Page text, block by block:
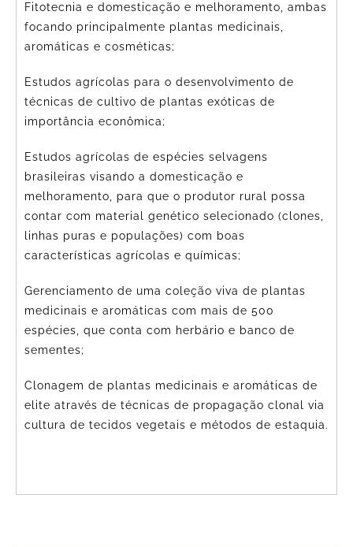
Fitotecnia e domesticação e melhoramento, ambas
focando principalmente plantas medicinais,
aromáticas e cosméticas;
Estudos agrícolas para o desenvolvimento de
técnicas de cultivo de plantas exóticas de
importância econômica;
Estudos agrícolas de espécies selvagens
brasileiras visando a domesticação e
melhoramento, para que o produtor rural possa
contar com material genético selecionado (clones,
linhas puras e populações) com boas
características agrícolas e químicas;
Gerenciamento de uma coleção viva de plantas
medicinais e aromáticas com mais de 500
espécies, que conta com herbário e banco de
sementes;
Clonagem de plantas medicinais e aromáticas de
elite através de técnicas de propagação clonal via
cultura de tecidos vegetais e métodos de estaquia.